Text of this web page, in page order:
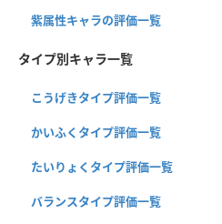
紫属性キャラの評価一覧
タイプ別キャラ一覧
こうげきタイプ評価一覧
かいふくタイプ評価一覧
たいりょくタイプ評価一覧
バランスタイプ評価一覧